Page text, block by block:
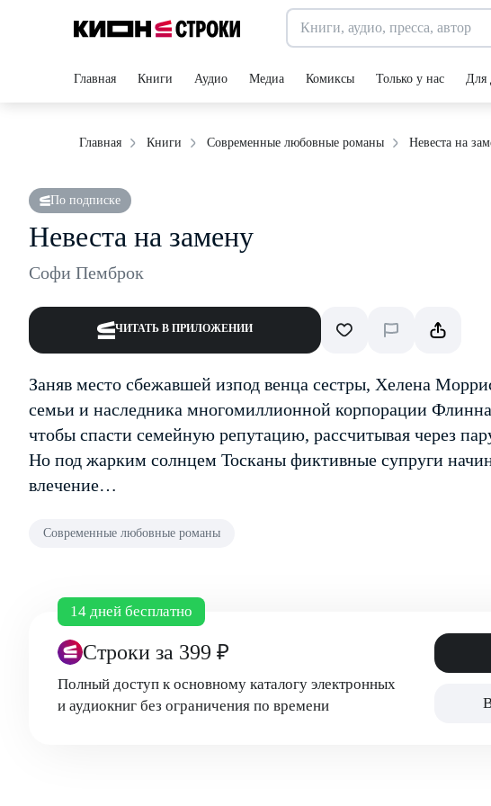
Главная Книги Аудио Медиа Комиксы Только у нас Для
Главная Книги Современные любовные романы Невеста на
По подписке
Невеста на замену
Софи Пемброк
ЧИТАТЬ В ПРИЛОЖЕНИИ
Заняв место сбежавшей из­под венца сестры, Хелена
семьи и наследника многомиллионной корпорации
чтобы спасти семейную репутацию, рассчитывая через
Но под жарким солнцем Тосканы фиктивные супруги
влечение…
Современные любовные романы
14 дней бесплатно
Строки за 399 ₽
Полный доступ к основному каталогу электронных
и аудиокниг без ограничения по времени